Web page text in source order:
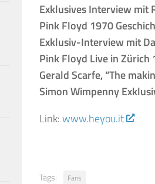
Exklusives Interview mit
Pink Floyd 1970
Exklusiv-Interview mit
Pink Floyd Live in Zürich
Gerald Scarfe, “The
Simon Wimpenny
Link:www.heyou.it
Tags: Fans